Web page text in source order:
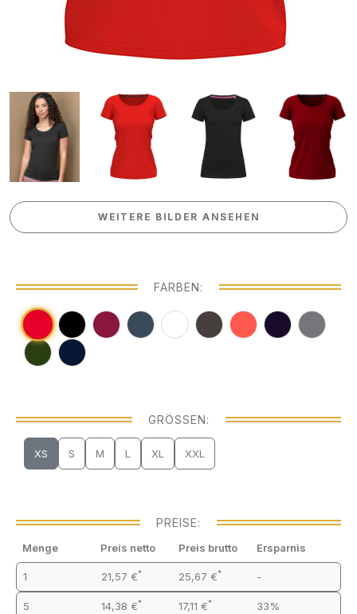
WEITERE BILDER ANSEHEN
WEITERE BILDER ANSEHEN
FARBEN:
GRÖSSEN:
XS S M L XL XXL
PREISE:
Menge Preis netto Preis brutto Ersparnis
1 21,57 €* 25,67 €* -
5 14,38 €* 17,11 €* 33%